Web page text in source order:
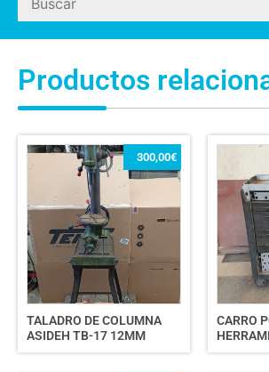
Productos
TALADRO DE COLUMNA
ASIDEH TB-17 12MM
300,00€
CARRO